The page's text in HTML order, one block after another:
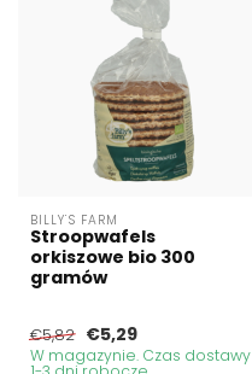
BILLY'S FARM
Stroopwafels
orkiszowe bio 300
gramów
€5,82 €5,29
W magazynie. Czas dostawy